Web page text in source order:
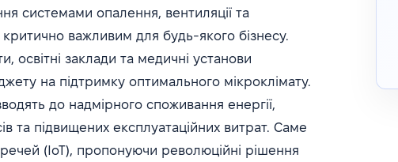
системами опалення, вентиляції та
критично важливим для будь-якого бізнесу.
освітні заклади та медичні установи
на підтримку оптимального мікроклімату.
до надмірного споживання енергії,
та підвищених експлуатаційних витрат. Саме
(IoT), пропонуючи революційні рішення